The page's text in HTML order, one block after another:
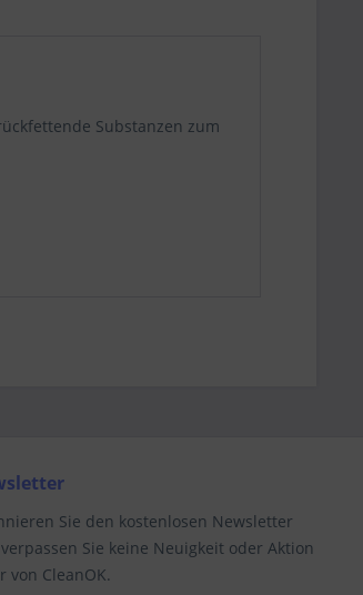
Substanzen zum
Sie den kostenlosen Newsletter
Sie keine Neuigkeit oder Aktion
von CleanOK.